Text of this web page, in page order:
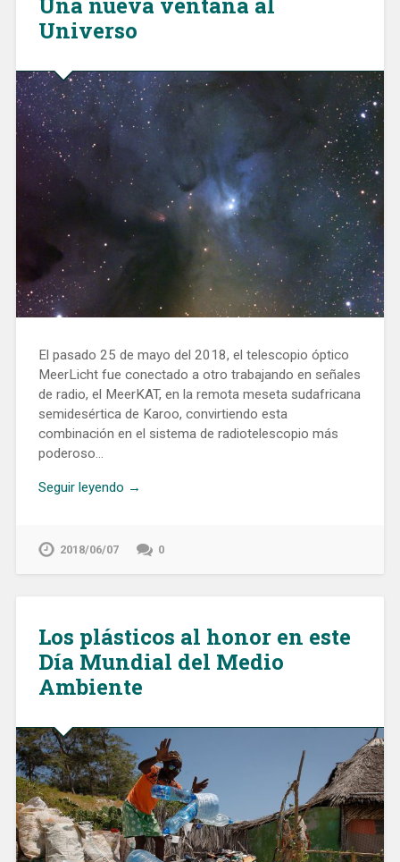
Universo
El pasado 25 de mayo del 2018, el telescopio óptico
MeerLicht fue conectado a otro trabajando en señales
de radio, el MeerKAT, en la remota meseta sudafricana
semidesértica de Karoo, convirtiendo esta
combinación en el sistema de radiotelescopio más
poderoso…
Seguir leyendo →
2018/06/07 0
Los plásticos al honor en este
Día Mundial del Medio
Ambiente